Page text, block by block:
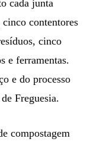
cada junta
contentores
cinco
e ferramentas.
e do processo
Freguesia.
compostagem